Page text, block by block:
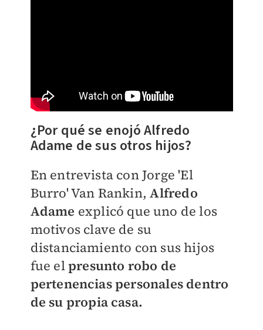
​¿Por qué se enojó Alfredo
Adame de sus otros hijos?
En entrevista con Jorge 'El
Burro' Van Rankin,Alfredo
Adame explicó que uno de los
motivos clave de su
distanciamiento con sus hijos
fue elpresunto robo de
pertenencias personales dentro
de su propia casa.